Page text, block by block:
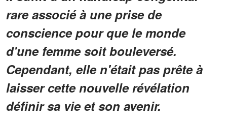
rare associé à une prise de
conscience pour que le monde
d'une femme soit bouleversé.
Cependant, elle n'était pas prête à
laisser cette nouvelle révélation
définir sa vie et son avenir.